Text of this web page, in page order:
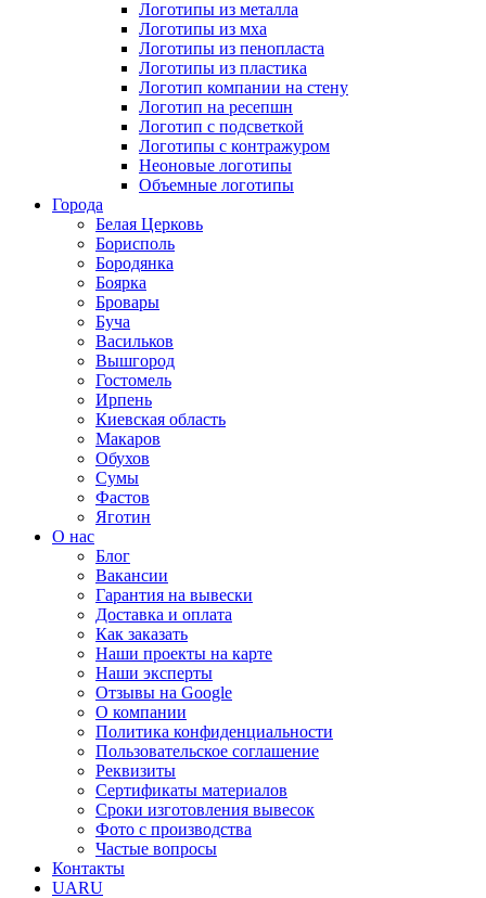
Логотипы из металла
Логотипы из мха
Логотипы из пенопласта
Логотипы из пластика
Логотип компании на стену
Логотип на ресепшн
Логотип с подсветкой
Логотипы с контражуром
Неоновые логотипы
Объемные логотипы
Города
Белая Церковь
Борисполь
Бородянка
Боярка
Бровары
Буча
Васильков
Вышгород
Гостомель
Ирпень
Киевская область
Макаров
Обухов
Сумы
Фастов
Яготин
О нас
Блог
Вакансии
Гарантия на вывески
Доставка и оплата
Как заказать
Наши проекты на карте
Наши эксперты
Отзывы на Google
О компании
Политика конфиденциальности
Пользовательское соглашение
Реквизиты
Сертификаты материалов
Сроки изготовления вывесок
Фото с производства
Частые вопросы
Контакты
UARU